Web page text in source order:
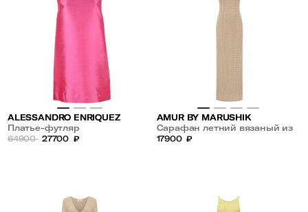
ALESSANDRO ENRIQUEZ
Платье-футляр
64900 27700 ₽
AMUR BY MARUSHIK
Сарафан летний вязаный из
хлопка Ореховый Бисквит
17900 ₽